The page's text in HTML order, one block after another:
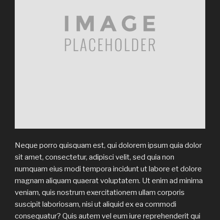
Neque porro quisquam est, qui dolorem ipsum quia dolor
sit amet, consectetur, adipisci velit, sed quia non
numquam eius modi tempora incidunt ut labore et dolore
magnam aliquam quaerat voluptatem. Ut enim ad minima
veniam, quis nostrum exercitationem ullam corporis
suscipit laboriosam, nisi ut aliquid ex ea commodi
consequatur? Quis autem vel eum iure reprehenderit qui